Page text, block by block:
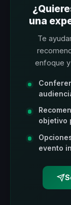
una
Te
enfoque
objetivo
evento